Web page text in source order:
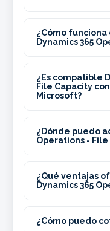
¿Cómo
Dynamics 365
¿Es compatible
File Capacity
Microsoft?
¿Dónde puedo
Operations -
¿Qué ventajas
Dynamics 365
¿Cómo puedo